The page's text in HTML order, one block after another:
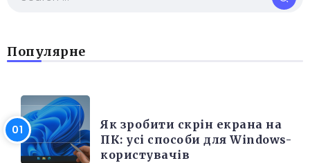
Популярне
Як зробити скрін екрана на
ПК: усі способи для Windows-
користувачів